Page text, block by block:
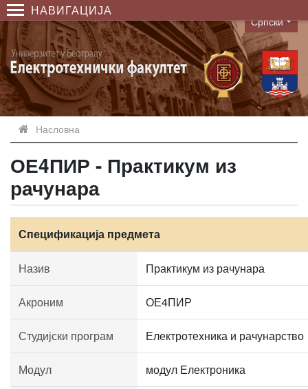
НАВИГАЦИЈА
Language
Српски
Насловна
ОЕ4ПИР - Практикум из
рачунара
Спецификација предмета
Назив Практикум из рачунара
Акроним ОЕ4ПИР
Студијски програм Електротехника и рачунарство
Модул модул Електроника